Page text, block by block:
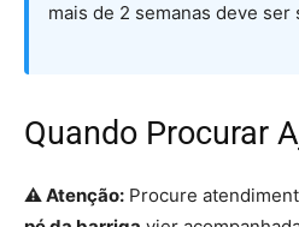
mais de 2 semanas deve ser
Quando Procurar
⚠️ Atenção: Procure